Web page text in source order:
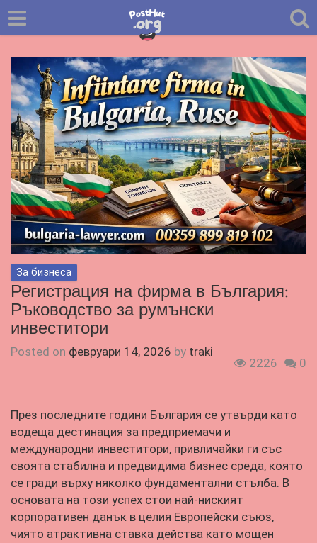
За бизнеса
Регистрация на фирма в България:
Ръководство за румънски
инвеститори
Posted on февруари 14, 2026 by traki
2226
0
През последните години България се утвърди като
водеща дестинация за предприемачи и
международни инвеститори, привличайки ги със
своята стабилна и предвидима бизнес среда, която
се гради върху няколко фундаментални стълба. В
основата на този успех стои най-ниският
корпоративен данък в целия Европейски съюз,
чиято атрактивна ставка действа като мощен